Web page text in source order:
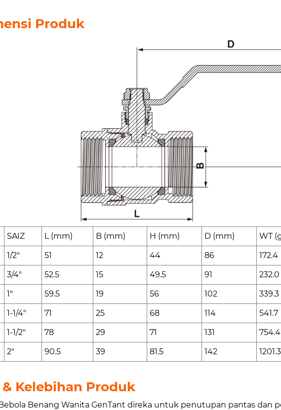
Produk
SAIZ L (mm) B (mm) H (mm) D (mm) WT
1/2" 51 12 44 86 172.4
3/4" 52.5 15 49.5 91 232.0
1" 59.5 19 56 102 339.3
1-1/4" 71 25 68 114 541.7
1-1/2" 78 29 71 131 754.4
2" 90.5 39 81.5 142 1201.3
Kelebihan Produk
Benang Wanita GenTant direka untuk penutupan pantas dan